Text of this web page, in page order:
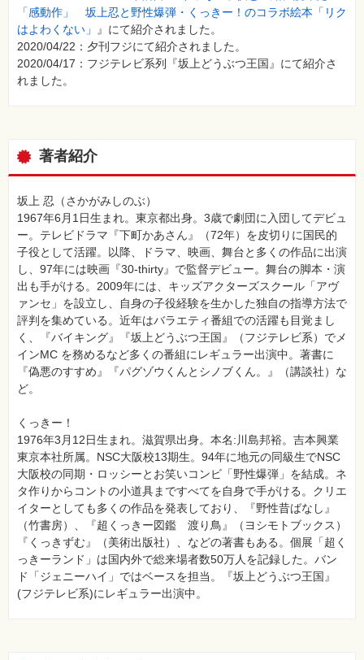
「感動作」 坂上忍と野性爆弾・くっきー！のコラボ絵本「リク
はよわくない」
』にて紹介されました。
2020/04/22：夕刊フジにて紹介されました。
2020/04/17：フジテレビ系列『坂上どうぶつ王国』にて紹介さ
れました。
著者紹介
坂上 忍（さかがみしのぶ）
1967年6月1日生まれ。東京都出身。3歳で劇団に入団してデビュ
ー。テレビドラマ『下町かあさん』（72年）を皮切りに国民的
子役として活躍。以降、ドラマ、映画、舞台と多くの作品に出演
し、97年には映画『30-thirty』で監督デビュー。舞台の脚本・演
出も手がける。2009年には、キッズアクターズスクール「アヴ
ァンセ」を設立し、自身の子役経験を生かした独自の指導方法で
評判を集めている。近年はバラエティ番組での活躍も目覚まし
く、『バイキング』『坂上どうぶつ王国』（フジテレビ系）でメ
インMC を務めるなど多くの番組にレギュラー出演中。著書に
『偽悪のすすめ』『パグゾウくんとシノブくん。』（講談社）な
ど。
くっきー！
1976年3月12日生まれ。滋賀県出身。本名:川島邦裕。吉本興業
東京本社所属。NSC大阪校13期生。94年に地元の同級生でNSC
大阪校の同期・ロッシーとお笑いコンビ「野性爆弾」を結成。ネ
タ作りからコントの小道具まですべてを自身で手がける。クリエ
イターとしても多くの作品を発表しており、『野性昔ばなし』
（竹書房）、『超くっきー図鑑 渡り鳥』（ヨシモトブックス）
『くっきずむ』（美術出版社）、などの著書もある。個展「超く
っきーランド」は国内外で総来場者数50万人を記録した。バン
ド「ジェニーハイ」ではベースを担当。『坂上どうぶつ王国』
(フジテレビ系)にレギュラー出演中。